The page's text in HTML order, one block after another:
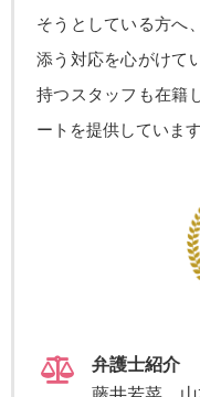
そうとしている方へ
添う対応を心がけて
持つスタッフも在籍
ートを提供しています
弁護士紹介